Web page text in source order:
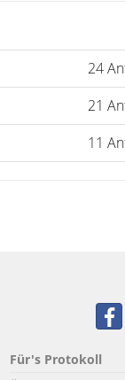
24
21
11
Für's Protokoll